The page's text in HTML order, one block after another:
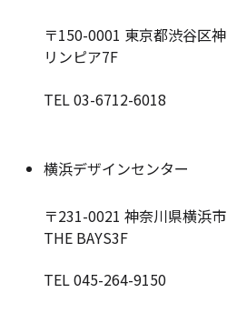
〒150-0001 東京都渋谷区
リンピア7F
TEL 03-6712-6018
横浜デザインセンター
〒231-0021 神奈川県横浜
THE BAYS3F
TEL 045-264-9150